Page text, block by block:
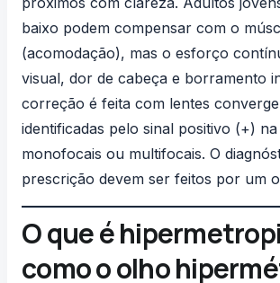
baixo podem compensar com o
(acomodação), mas o esforço
visual, dor de cabeça e borramento
correção é feita com lentes
identificadas pelo sinal positivo (+)
monofocais ou multifocais. O
prescrição devem ser feitos por um
O que é
como o olho